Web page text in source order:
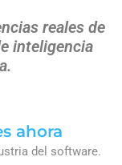
reales de
inteligencia
ahora
del software.